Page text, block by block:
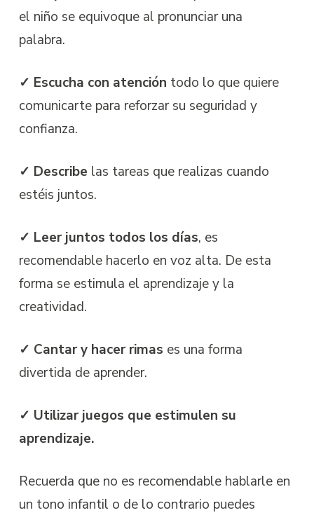
el niño se equivoque al pronunciar una
palabra.
✓ Escucha con atención todo lo que quiere
comunicarte para reforzar su seguridad y
confianza.
✓ Describe las tareas que realizas cuando
estéis juntos.
✓ Leer juntos todos los días, es
recomendable hacerlo en voz alta. De esta
forma se estimula el aprendizaje y la
creatividad.
✓ Cantar y hacer rimas es una forma
divertida de aprender.
✓ Utilizar juegos que estimulen su
aprendizaje.
Recuerda que no es recomendable hablarle en
un tono infantil o de lo contrario puedes